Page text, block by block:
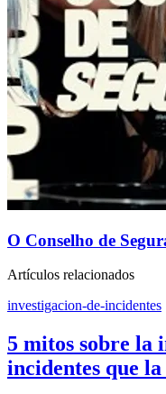
O Conselho de
Artículos relacionados
investigacion-de-incidentes
5 mitos sobre la
incidentes que